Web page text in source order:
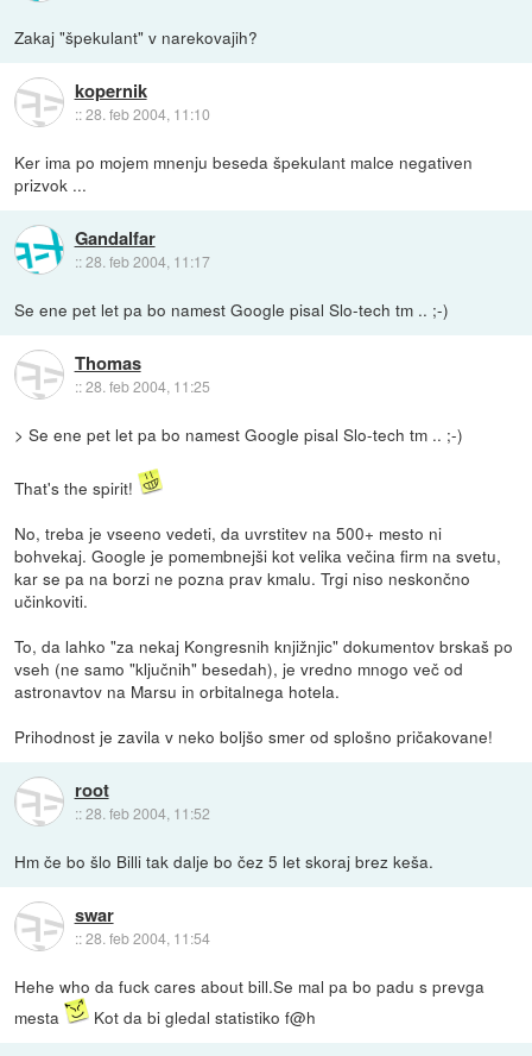
Zakaj "špekulant" v narekovajih?
kopernik
::28. feb 2004, 11:10
Ker ima po mojem mnenju beseda špekulant malce negativen
prizvok ...
Gandalfar
::28. feb 2004, 11:17
Se ene pet let pa bo namest Google pisal Slo-tech tm .. ;-)
Thomas
::28. feb 2004, 11:25
> Se ene pet let pa bo namest Google pisal Slo-tech tm .. ;-)
That's the spirit!
No, treba je vseeno vedeti, da uvrstitev na 500+ mesto ni
bohvekaj. Google je pomembnejši kot velika večina firm na svetu,
kar se pa na borzi ne pozna prav kmalu. Trgi niso neskončno
učinkoviti.
To, da lahko "za nekaj Kongresnih knjižnjic" dokumentov brskaš po
vseh (ne samo "ključnih" besedah), je vredno mnogo več od
astronavtov na Marsu in orbitalnega hotela.
Prihodnost je zavila v neko boljšo smer od splošno pričakovane!
root
::28. feb 2004, 11:52
Hm če bo šlo Billi tak dalje bo čez 5 let skoraj brez keša.
swar
::28. feb 2004, 11:54
Hehe who da fuck cares about bill.Se mal pa bo padu s prevga
mesta
Kot da bi gledal statistiko f@h